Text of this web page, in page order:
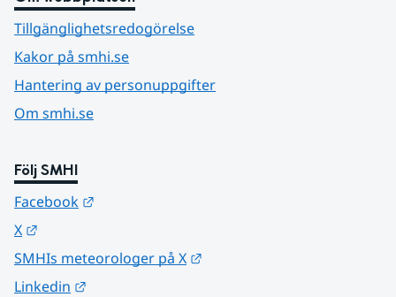
Tillgänglighetsredogörelse
Kakor på smhi.se
Hantering av personuppgifter
Om smhi.se
Följ SMHI
Facebook
X
SMHIs meteorologer på X
Linkedin